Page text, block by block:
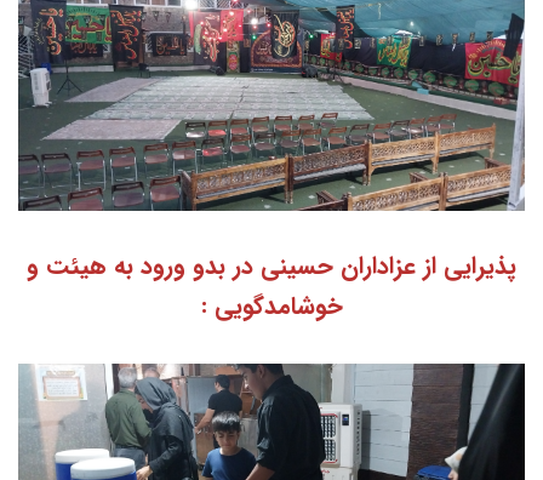
پذیرایی از عزاداران حسینی در بدو ورود به هیئت و
خوشامدگویی :